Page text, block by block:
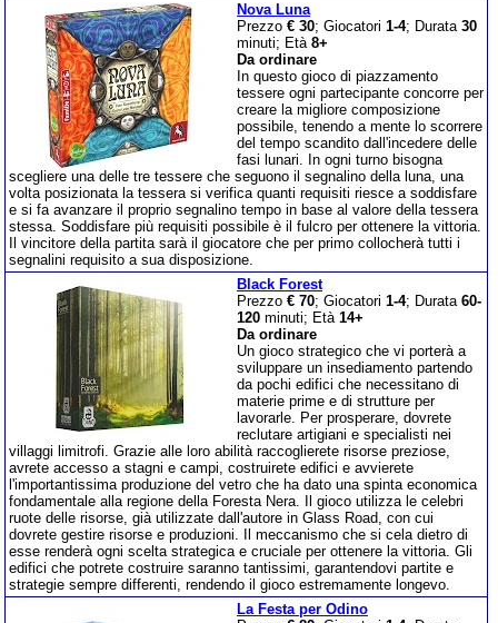
Nova Luna
Prezzo € 30; Giocatori 1-4; Durata 30
minuti; Età 8+
Da ordinare
In questo gioco di piazzamento
tessere ogni partecipante concorre per
creare la migliore composizione
possibile, tenendo a mente lo scorrere
del tempo scandito dall'incedere delle
fasi lunari. In ogni turno bisogna
scegliere una delle tre tessere che seguono il segnalino della luna, una
volta posizionata la tessera si verifica quanti requisiti riesce a soddisfare
e si fa avanzare il proprio segnalino tempo in base al valore della tessera
stessa. Soddisfare più requisiti possibile è il fulcro per ottenere la vittoria.
Il vincitore della partita sarà il giocatore che per primo collocherà tutti i
segnalini requisito a sua disposizione.
Black Forest
Prezzo € 70; Giocatori 1-4; Durata 60-
120 minuti; Età 14+
Da ordinare
Un gioco strategico che vi porterà a
sviluppare un insediamento partendo
da pochi edifici che necessitano di
materie prime e di strutture per
lavorarle. Per prosperare, dovrete
reclutare artigiani e specialisti nei
villaggi limitrofi. Grazie alle loro abilità raccoglierete risorse preziose,
avrete accesso a stagni e campi, costruirete edifici e avvierete
l'importantissima produzione del vetro che ha dato una spinta economica
fondamentale alla regione della Foresta Nera. Il gioco utilizza le celebri
ruote delle risorse, già utilizzate dall'autore in Glass Road, con cui
dovrete gestire risorse e produzioni. Il meccanismo che si cela dietro di
esse renderà ogni scelta strategica e cruciale per ottenere la vittoria. Gli
edifici che potrete costruire saranno tantissimi, garantendovi partite e
strategie sempre differenti, rendendo il gioco estremamente longevo.
La Festa per Odino